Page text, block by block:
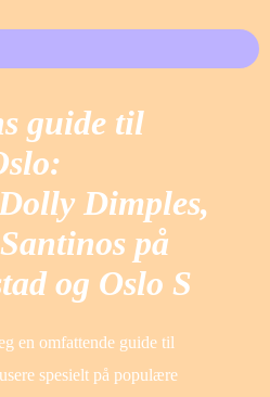
guide til
Dimples,
på
og Oslo S
en omfattende guide til
spesielt på populære